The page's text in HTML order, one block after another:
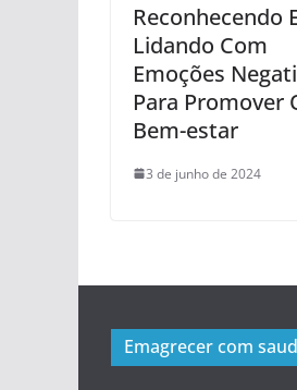
Reconhecendo
Lidando Com
Emoções
Para Promover
Bem-estar
3 de junho de 2024
Emagrecer com